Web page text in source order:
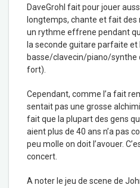
DaveGrohl fait pour jouer
longtemps, chante et fait
un rythme effrene pendant
la seconde guitare parfaite et
basse/clavecin/piano/synthe
fort).
Cependant, comme l’a fait
sentait pas une grosse
fait que la plupart des gens
aient plus de 40 ans n’a pas
peu molle on doit l’avouer.
concert.
A noter le jeu de scene de